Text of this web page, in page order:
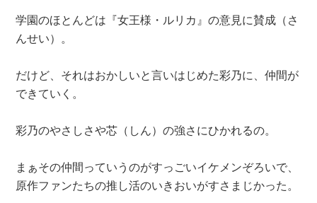
学園のほとんどは『女王様・ルリカ』の意見に賛成（さ
んせい）。
だけど、それはおかしいと言いはじめた彩乃に、仲間が
できていく。
彩乃のやさしさや芯（しん）の強さにひかれるの。
まぁその仲間っていうのがすっごいイケメンぞろいで、
原作ファンたちの推し活のいきおいがすさまじかった。